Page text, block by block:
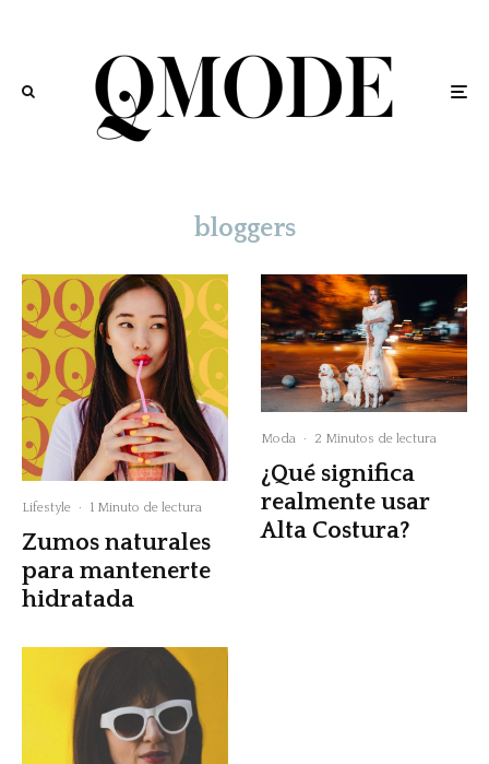
bloggers
Lifestyle · 1 Minuto de lectura
Zumos naturales
para mantenerte
hidratada
Moda · 2 Minutos de lectura
¿Qué significa
realmente usar
Alta Costura?